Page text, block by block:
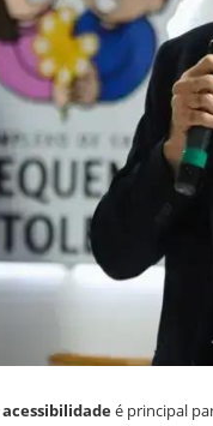
acessibilidadeé principal